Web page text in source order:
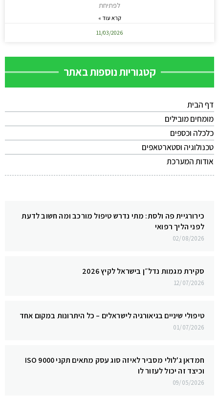
לפתיחת
קרא עוד »
11/03/2026
קטגוריות נוספות באתר
דף הבית
מומחים מובילים
כלכלה וכספים
טכנולוגיה וסטארטאפים
אודות המערכת
כירורגיית פה ולסת: מתי נדרש טיפול מורכב ומה חשוב לדעת
לפני הליך רפואי
02/08/2026
סקירת מגמות נדל״ן בישראל לקיץ 2026
12/07/2026
טיפולי שיניים בגיאורגיה לישראלים – כל היתרונות במקום אחד
01/07/2026
חמדאן ג'לולי מסביר לאיזה סוג עסק מתאים תקני ISO 9000
וכיצד זה יכול לעזור לו
09/05/2026